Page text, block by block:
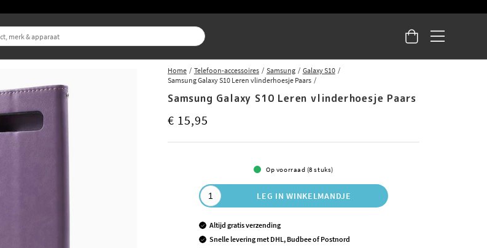
Home Telefoon-accessoires Samsung
Galaxy S10
Samsung Galaxy S10 Leren vlinderhoesje Paars
Samsung Galaxy S10 Leren vlinderhoesje Paars
Prijs :€ 15,95
€ 15,95
Op voorraad (8 stuks)
LEG IN WINKELMANDJE
Altijd gratis verzending
Snelle levering met DHL, Budbee of Postnord